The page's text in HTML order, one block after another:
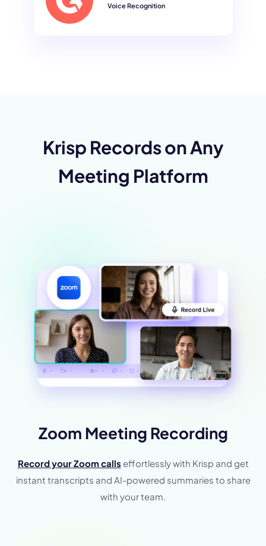
Voice Recognition
Krisp Records on Any
Meeting Platform
Zoom Meeting Recording
Record your Zoom calls effortlessly with Krisp and get
instant transcripts and AI-powered summaries to share
with your team.